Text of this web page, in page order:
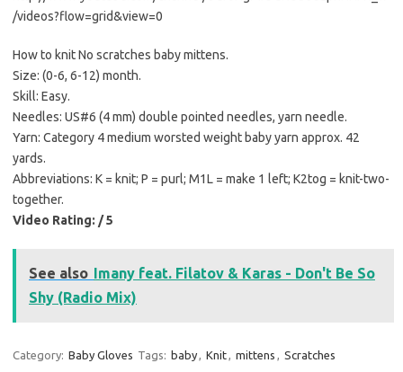
/videos?flow=grid&view=0
How to knit No scratches baby mittens.
Size: (0-6, 6-12) month.
Skill: Easy.
Needles: US#6 (4 mm) double pointed needles, yarn needle.
Yarn: Category 4 medium worsted weight baby yarn approx. 42
yards.
Abbreviations: K = knit; P = purl; M1L = make 1 left; K2tog = knit-two-
together.
Video Rating: / 5
See also Imany feat. Filatov & Karas - Don't Be So
Shy (Radio Mix)
Category: Baby Gloves Tags: baby, Knit, mittens , Scratches